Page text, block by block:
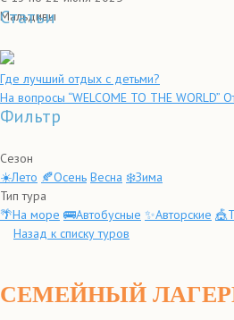
Мальдивы
Статьи
Где лучший отдых с детьми?
На вопросы “WELCOME TO THE
Фильтр
Сезон
☀️Лето 🍂Осень Весна ❄️Зима
Тип тура
🌴На море 🚌Автобусные ✨Авторские
Назад к списку туров
СЕМЕЙНЫЙ